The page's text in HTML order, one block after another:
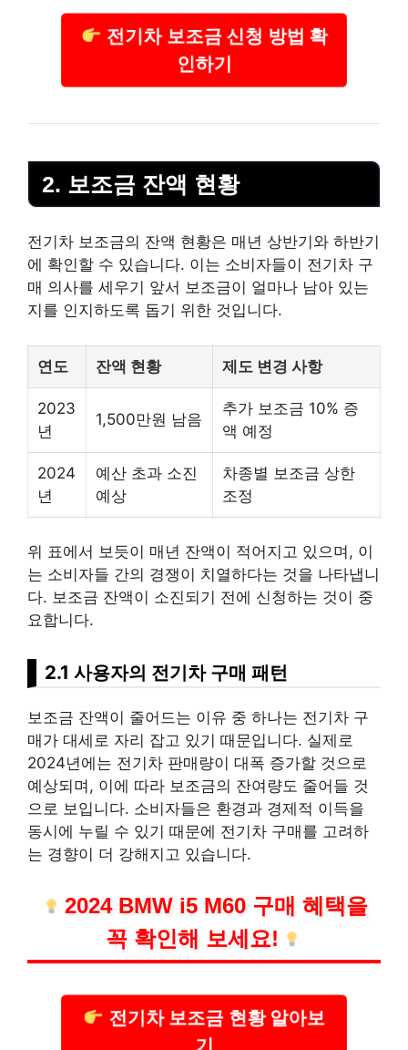
전기차 보조금 신청 방법 확
인하기
2. 보조금 잔액 현황
전기차 보조금의 잔액 현황은 매년 상반기와 하반기
에 확인할 수 있습니다. 이는 소비자들이 전기차 구
매 의사를 세우기 앞서 보조금이 얼마나 남아 있는
지를 인지하도록 돕기 위한 것입니다.
연도 잔액 현황 제도 변경 사항
2023
년
1,500만원 남음
추가 보조금 10% 증
액 예정
2024
년
예산 초과 소진
예상
차종별 보조금 상한
조정
위 표에서 보듯이 매년 잔액이 적어지고 있으며, 이
는 소비자들 간의 경쟁이 치열하다는 것을 나타냅니
다. 보조금 잔액이 소진되기 전에 신청하는 것이 중
요합니다.
2.1 사용자의 전기차 구매 패턴
보조금 잔액이 줄어드는 이유 중 하나는 전기차 구
매가 대세로 자리 잡고 있기 때문입니다. 실제로
2024년에는 전기차 판매량이 대폭 증가할 것으로
예상되며, 이에 따라 보조금의 잔여량도 줄어들 것
으로 보입니다. 소비자들은 환경과 경제적 이득을
동시에 누릴 수 있기 때문에 전기차 구매를 고려하
는 경향이 더 강해지고 있습니다.
2024 BMW i5 M60 구매 혜택을
꼭 확인해 보세요!
전기차 보조금 현황 알아보